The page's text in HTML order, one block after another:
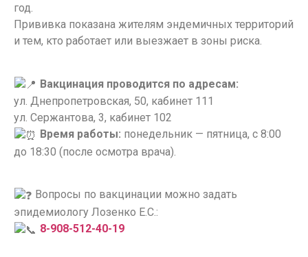
год.
Прививка показана жителям эндемичных территорий
и тем, кто работает или выезжает в зоны риска.
Вакцинация проводится по адресам:
ул. Днепропетровская, 50, кабинет 111
ул. Сержантова, 3, кабинет 102
Время работы: понедельник — пятница, с 8:00
до 18:30 (после осмотра врача).
Вопросы по вакцинации можно задать
эпидемиологу Лозенко Е.С.:
8-908-512-40-19